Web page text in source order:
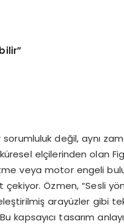
”
değil, aynı
elçilerinden olan
veya motor engeli
Özmen, “Sesli
arayüzler gibi
tasarım